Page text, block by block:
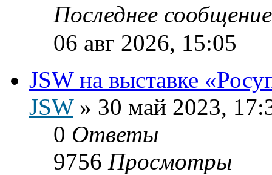
Последнее
06 авг 2026, 15:05
JSW на выставке
JSW» 30 май 2023,
0 Ответы
9756 Просмотры